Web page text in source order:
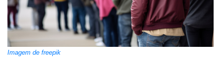
Imagem de freepik